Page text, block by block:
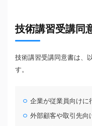
技術講習受講同
技術講習受講同意書は、
す。
企業が従業員向けに
外部顧客や取引先向